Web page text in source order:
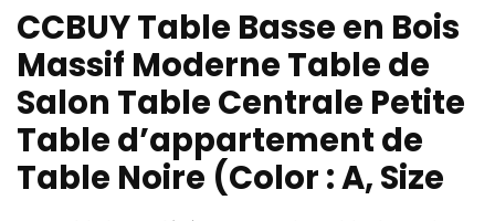
CCBUY Table Basse en Bois
Massif Moderne Table de
Salon Table Centrale Petite
Table d’appartement de
Table Noire (Color : A, Size